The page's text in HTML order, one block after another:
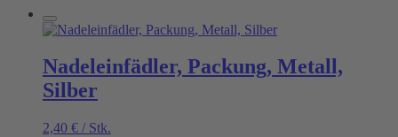
Nadeleinfädler, Packung, Metall,
Silber
2,40 € / Stk.